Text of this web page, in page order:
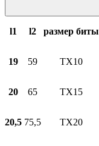
l1 l2 размер биты
19 59 TX10
20 65 TX15
20,5 75,5 TX20